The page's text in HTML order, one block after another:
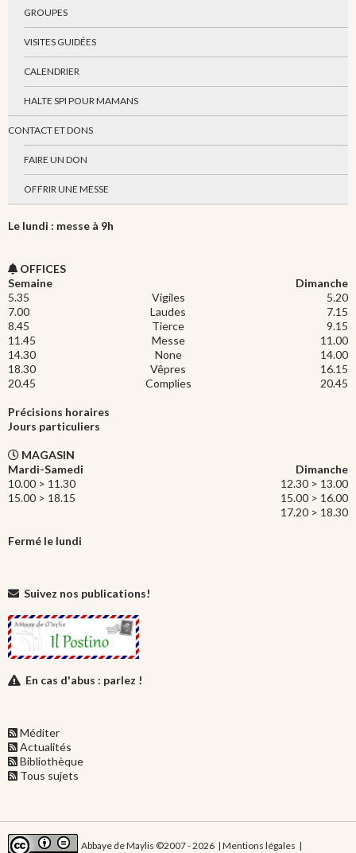
GROUPES
VISITES GUIDÉES
CALENDRIER
HALTE SPI POUR MAMANS
CONTACT ET DONS
FAIRE UN DON
OFFRIR UNE MESSE
Le lundi : messe à 9h
OFFICES
Semaine
Dimanche
5.35
Vigiles
5.20
7.00
Laudes
7.15
8.45
Tierce
9.15
11.45
Messe
11.00
14.30
None
14.00
18.30
Vêpres
16.15
20.45
Complies 20.45
Précisions horaires
Jours particuliers
MAGASIN
Mardi-Samedi
Dimanche
10.00 > 11.30
12.30 > 13.00
15.00 > 18.15
15.00 > 16.00
17.20 > 18.30
Fermé le lundi
Suivez nos publications!
En cas d'abus : parlez !
Méditer
Actualités
Bibliothèque
Tous sujets
Abbaye de Maylis ©2007 - 2026 | Mentions légales |